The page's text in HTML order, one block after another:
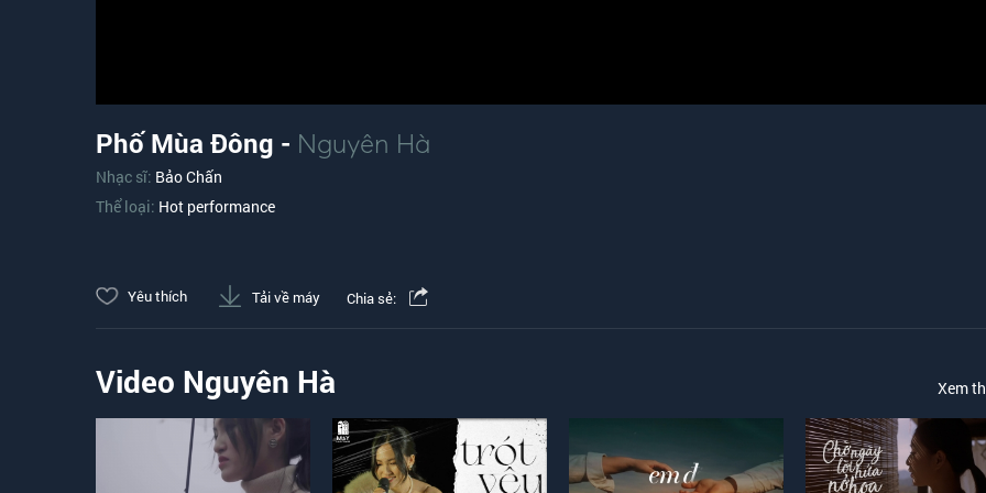
Phố Mùa Đông - Nguyên Hà
Nhạc sĩ: Bảo Chấn
Thể loại: Hot performance
Yêu thích Tải về máy Chia sẻ:
Video Nguyên Hà Xem